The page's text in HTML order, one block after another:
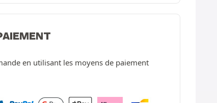
en utilisant les moyens de paiement